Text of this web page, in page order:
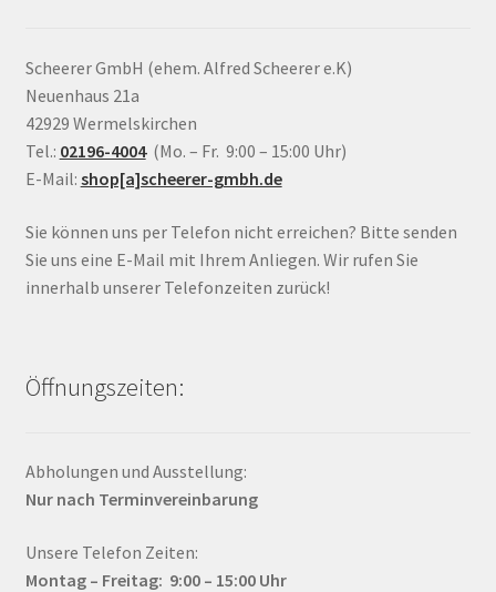
Scheerer GmbH (ehem. Alfred Scheerer e.K)
Neuenhaus 21a
42929 Wermelskirchen
Tel.: 02196-4004(Mo. – Fr. 9:00 – 15:00 Uhr)
E-Mail: shop[a]scheerer-gmbh.de
Sie können uns per Telefon nicht erreichen? Bitte senden
Sie uns eine E-Mail mit Ihrem Anliegen. Wir rufen Sie
innerhalb unserer Telefonzeiten zurück!
Öffnungszeiten:
Abholungen und Ausstellung:
Nur nach Terminvereinbarung
Unsere Telefon Zeiten:
Montag – Freitag: 9:00 – 15:00Uhr